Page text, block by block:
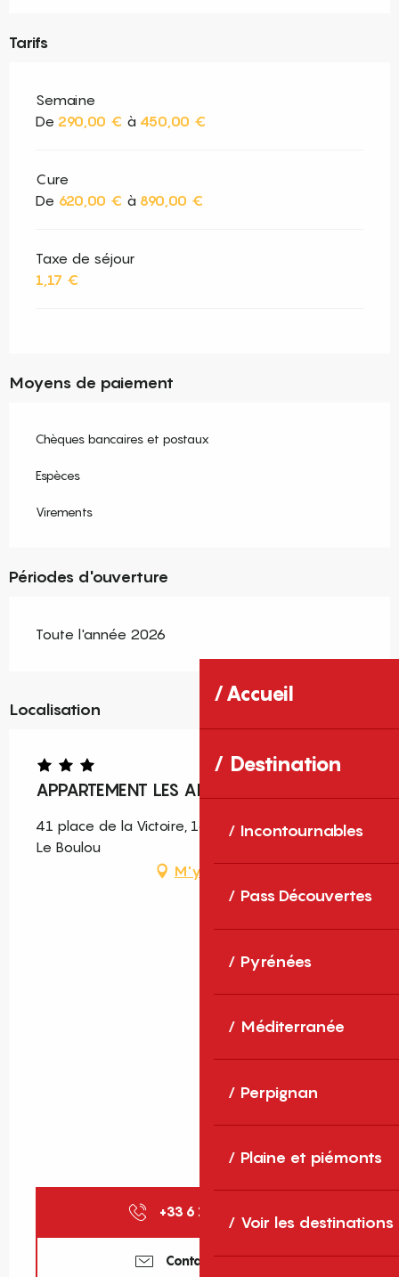
Accueil
Destination
Incontournables
Pass Découvertes
Pyrénées
Méditerranée
Perpignan
Plaine et piémonts
Voir les destinations
Tarifs
Semaine
De 290,00 € à 450,00 €
Cure
De 620,00 € à 890,00 €
Taxe de séjour
1,17 €
Moyens de paiement
Chèques bancaires et postaux
Espèces
Virements
Périodes d'ouverture
Toute l'année 2026
Localisation
APPARTEMENT LES ALBERES
41 place de la Victoire, 1er étage DROITE, 66160
Le Boulou
M'y rendre
+33 6 12 39 91
Contactez-nous